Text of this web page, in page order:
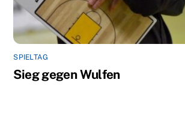
SPIELTAG
Sieg gegen Wulfen